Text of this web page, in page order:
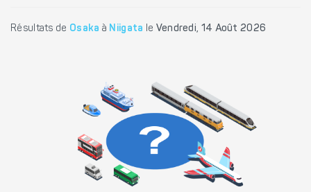
Résultats de Osaka à Niigata le Vendredi, 14 Août 2026